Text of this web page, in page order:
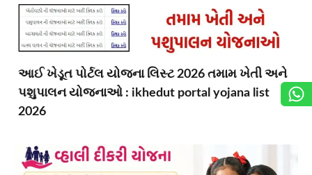
આઈ ખેડૂત પોર્ટલ યોજના લિસ્ટ 2026 તમામ ખેતી અને
પશુપાલન યોજનાઓ : ikhedut portal yojana list
2026